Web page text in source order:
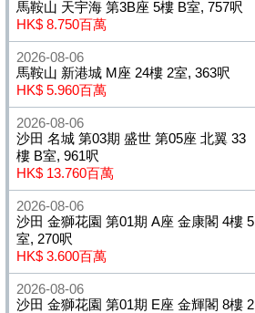
馬鞍山 天宇海 第3B座 5樓 B室, 757呎
HK$ 8.750百萬
2026-08-06
馬鞍山 新港城 M座 24樓 2室, 363呎
HK$ 5.960百萬
2026-08-06
沙田 名城 第03期 盛世 第05座 北翼 33
樓 B室, 961呎
HK$ 13.760百萬
2026-08-06
沙田 金獅花園 第01期 A座 金康閣 4樓 5
室, 270呎
HK$ 3.600百萬
2026-08-06
沙田 金獅花園 第01期 E座 金輝閣 8樓 2